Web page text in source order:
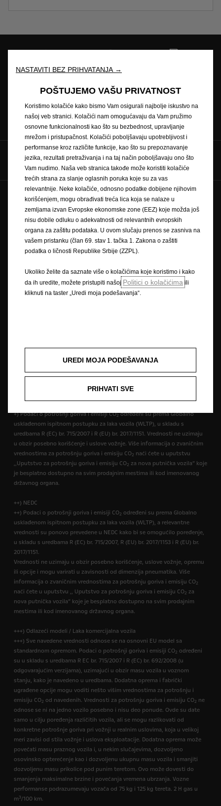
Lokator dilera Test Vožnja
Brošure
Zatražite
servisiranje
Pratite nas preko
Budućnost pripada svima © Opel 2026
Žig i autorsko pravo
Wltp rezimvoznje potrosnjagoriva
Pravila o zaštiti privatnosti
Opel privatnost i pravna pitanja
Pravno obaveštenje
Recikliranje
Deklaracije o usaglašenosti
Kontakt
Tehnička informacija
Колачић пристанак
Slika može prikazivati opcionu opremu.
Dostupnost, tehničke karakteristike i oprema koja se isporučuje na našim
vozilima mogu varirati ili biti dostupni samo u pojedinim zemljama ili
samo uz doplatu. Za preciznije informacije o opremi koja se isporučuje na
našim vozilima, možete se obatiti lokalnom ovlašćenom Opel partneru.
+) Podaci o potrošnji goriva i emisiji CO2određeni su prema Globalno
usklađenom ispitnom postupku za laka vozila (WLTP), u skladu s
uredbama R (EC) br. 715/2007 i R (EU) br. 2017/1151. Vrednosti ne uzimaju
u obzir posebno korišćenje i uslove vožnje. Više informacija o zvaničnim
vrednostima za potrošnju goriva i emisiju CO2 naći ćete u uputstvu
,,Uputstvo za potrošnju goriva i emisiju CO2 za nova putnička vozila” koje
je besplatno dostupno na svim prodajnim mestima ili kod imenovanog
državnog organa.
++) NEDC
++) Podaci o potrošnji goriva i emisiji CO2 određeni su prema Globalno
usklađenom ispitnom postupku za laka vozila (WLTP), a relevantne
vrednosti su ponovo prevedene u NEDC kako bi se omogućilo poređenje,
u skladu s uredbama R (EC) br. 715/2007, R (EU) br. 2017/1153 i R (EU) br.
2017/1151.
Vrednosti ne uzimaju u obzir posebno korišćenje, uslove vožnje, opremu
ili opcije i mogu varirati u zavisnosti od dimenzija pneumatika. Više
informacija o zvaničnim vrednostima za potrošnju goriva i emisiju CO2
naći ćete u uputstvu ,, Uputstvo za potrošnju goriva i emisiju CO2 za
nova putnička vozila” koje je besplatno dostupno na svim prodajnim
mestima ili kod imenovanog državnog organa.
+++) Odlazeći modeli / Laka komercijalna vozila
+++) Sve navedene vrednosti odnose se na osnovni EU model sa
standardnom opremom. Podaci o potrošnji goriva i emisiji CO2 određeni
su u skladu s uredbama R EC br. 715/2007 i R (EC) br. 692/2008 (u
odgovarajućim verzijama), uzimajući u obzir masu vozila u voznom
stanju, kako je navedeno u uredbama. Dodatna oprema i fabrički
ugrađene opcije mogu voditi nešto višim vrednostima za potrošnju i
emisiju CO2 od navedenih. Vrednosti za potrošnju goriva i emisiju CO2 ne
odnose se ni na jedno vozilo posebno i nisu deo ponude. Ovde su date
samo u cilju poređenja različitih vozila, ali se mogu razlikovati od
konkretne potrošnje goriva pri vožnji u realnim uslovima, koja u velikoj
meri zavisi od stila vožnje i uslova eksploatacije. Dodatna oprema može
povećati masu praznog vozila i, u nekim slučajevima, dozvoljeno
osovinsko opterećenje kao i dozvoljenu ukupnu masu vozila i smanjiti
dozvoljenu masu prikolice pod punim teretom. Ovo može dovesti do
smanjenja maksimalne brzine i povećanja vremena ubrzanja. Vozne
performanse podrazumevaju vozača od 75 kg i 125 kg tereta. 2 H gas u
m3/100 km.
NASTAVITI BEZ PRIHVATANJA →
POŠTUJEMO VAŠU PRIVATNOST
Koristimo kolačiće kako bismo Vam osigurali najbolje iskustvo na
našoj veb stranici. Kolačići nam omogućavaju da Vam pružimo
osnovne funkcionalnosti kao što su bezbednost, upravljanje
mrežom i pristupačnost. Kolačići poboljšavaju upotrebljivost i
performanse kroz različite funkcije, kao što su prepoznavanje
jezika, rezultati pretraživanja i na taj način poboljšavaju ono što
Vam nudimo. Naša veb stranica takođe može koristiti kolačiće
trećih strana za slanje oglasnih poruka koje su za vas
relevantnije. Neke kolačiće, odnosno podatke dobijene njihovim
korišćenjem, mogu obrađivati treća lica koja se nalaze u
zemljama izvan Evropske ekonomske zone (EEZ) koje možda još
nisu dobile odluku o adekvatnosti od relevantnih evropskih
organa za zaštitu podataka. U ovom slučaju prenos se zasniva na
vašem pristanku (član 69. stav 1. tačka 1. Zakona o zaštiti
podatka o ličnosti Republike Srbije (ZZPL).
Ukoliko želite da saznate više o kolačićima koje koristimo i kako
da ih uredite, možete pristupiti našoj Politici o kolačićima ili
kliknuti na taster „Uredi moja podešavanja“.
UREDI MOJA PODEŠAVANJA
PRIHVATI SVE